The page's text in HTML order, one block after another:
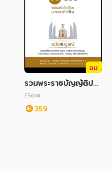
จบ
รวมพระราชบัญญัติประ
กอบรัฐธรรมนูญ 10 ฉ
บับ พร้อมหัวข้อเรื่องมา
ตราสำคัญ ฉบับสมบูร
EBook
359